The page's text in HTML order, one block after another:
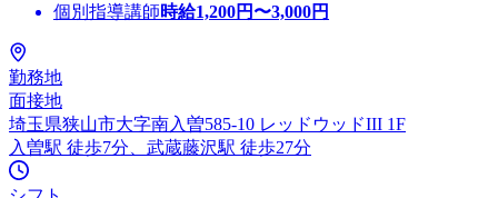
個別指導講師時給1,200円〜3,000円
勤務地
面接地
埼玉県狭山市大字南入曽585-10 レッドウッドIII 1F
入曽駅 徒歩7分、武蔵藤沢駅 徒歩27分